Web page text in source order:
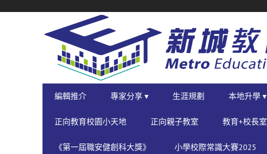
NAVIGATION
PRIMARY
NAVIGATION
編輯推介 專家分享 ▾ 生涯規劃 本地升學 ▾
正向教育校園小天地 正向親子教室 教育+校長室
《第一屆職安健創科大獎》 小學校際常識大賽2025